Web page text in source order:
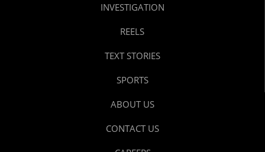
INVESTIGATION
REELS
TEXT STORIES
SPORTS
ABOUT US
CONTACT US